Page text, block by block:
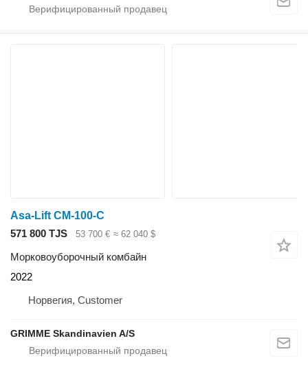
Asa-Lift CM-100-C
571 800 TJS
53 700 € ≈ 62 040 $
Морковоуборочный комбайн
2022
Норвегия, Customer
GRIMME Skandinavien A/S